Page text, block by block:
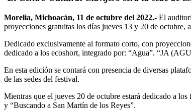
Morelia, Michoacán, 11 de octubre del 2022.- El
proyecciones gratuitas los días jueves 13 y 20 de octubre,
Dedicado exclusivamente al formato corto, con
dedicado a los ecoshort, integrado por: “Agua”. “JA
En esta edición se contará con presencia de diversas
de las sedes del festival.
Mientras que el jueves 20 de octubre estará dedicado a
y “Buscando a San Martín de los Reyes”.